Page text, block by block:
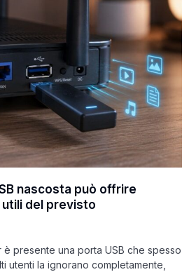
nascosta può offrire
del previsto
è presente una porta USB che spesso
utenti la ignorano completamente,